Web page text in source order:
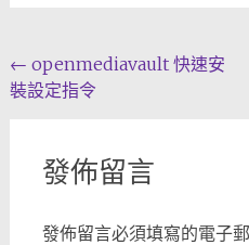
Post
navigation
← openmediavault 快速安
裝設定指令
發佈留言
發佈留言必須填寫的電子